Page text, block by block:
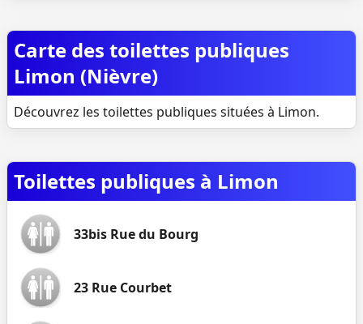
Carte des toilettes publiques
Limon (Nièvre)
Découvrez les toilettes publiques situées à Limon.
Toilettes publiques à Limon
33bis Rue du Bourg
23 Rue Courbet